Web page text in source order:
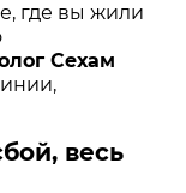
где вы жили
Сехам
весь